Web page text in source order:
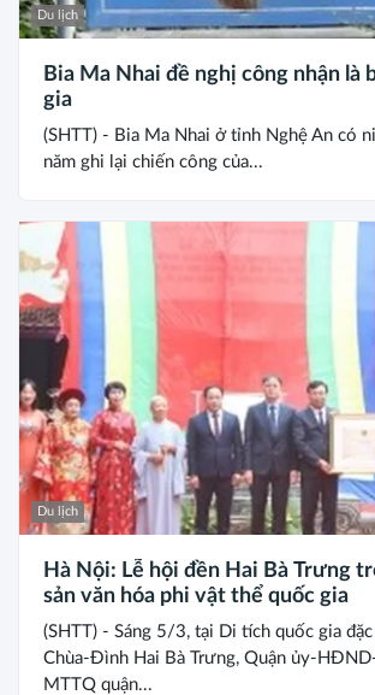
Du lịch
Bia Ma Nhai đề nghị công nhận là
gia
(SHTT) - Bia Ma Nhai ở tỉnh Nghệ An có
năm ghi lại chiến công của...
Du lịch
Hà Nội: Lễ hội đền Hai Bà Trưng
sản văn hóa phi vật thể quốc gia
(SHTT) - Sáng 5/3, tại Di tích quốc gia
Chùa-Đình Hai Bà Trưng, Quận ủy-
MTTQ quận...